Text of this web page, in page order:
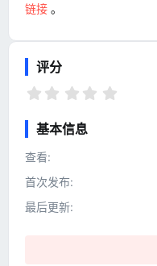
链接 。
评分
基本信息
查看
首次发布
最后更新